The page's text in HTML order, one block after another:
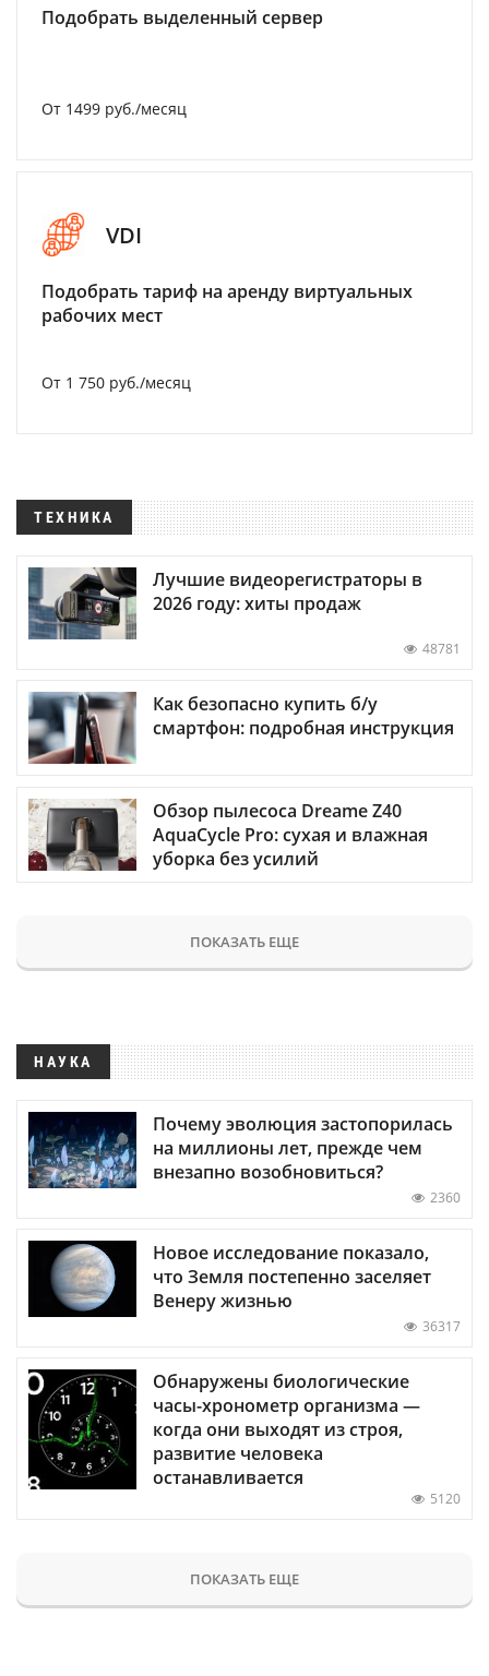
Подобрать выделенный сервер
От 1499 руб./месяц
VDI
Подобрать тариф на аренду виртуальных
рабочих мест
От 1 750 руб./месяц
ТЕХНИКА
Лучшие видеорегистраторы в
2026 году: хиты продаж
48781
Как безопасно купить б/у
смартфон: подробная инструкция
Обзор пылесоса Dreame Z40
AquaCycle Pro: сухая и влажная
уборка без усилий
ПОКАЗАТЬ ЕЩЕ
НАУКА
Почему эволюция застопорилась
на миллионы лет, прежде чем
внезапно возобновиться?
2360
Новое исследование показало,
что Земля постепенно заселяет
Венеру жизнью
36317
Обнаружены биологические
часы-хронометр организма —
когда они выходят из строя,
развитие человека
останавливается
5120
ПОКАЗАТЬ ЕЩЕ